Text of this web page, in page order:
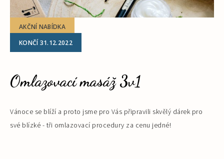
AKČNÍ NABÍDKA
KONČÍ 31.12.2022
Omlazovací masáž 3v1
Vánoce se blíží a proto jsme pro Vás připravili skvělý dárek pro
své blízké - tři omlazovací procedury za cenu jedné!